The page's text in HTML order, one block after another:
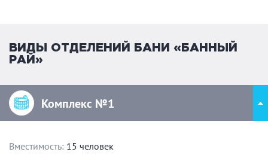
ВИДЫ ОТДЕЛЕНИЙ БАНИ «БАННЫЙ
РАЙ»
Комплекс №1
Вместимость: 15 человек